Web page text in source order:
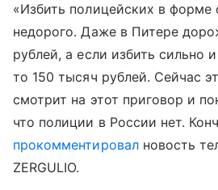
«Избить полицейских в форме
недорого. Даже в Питере
рублей, а если избить сильно
то 150 тысяч рублей. Сейчас
смотрит на этот приговор и
что полиции в России нет.
прокомментировалновость
ZERGULIO.